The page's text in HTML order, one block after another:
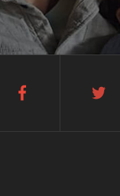
facebook twitter